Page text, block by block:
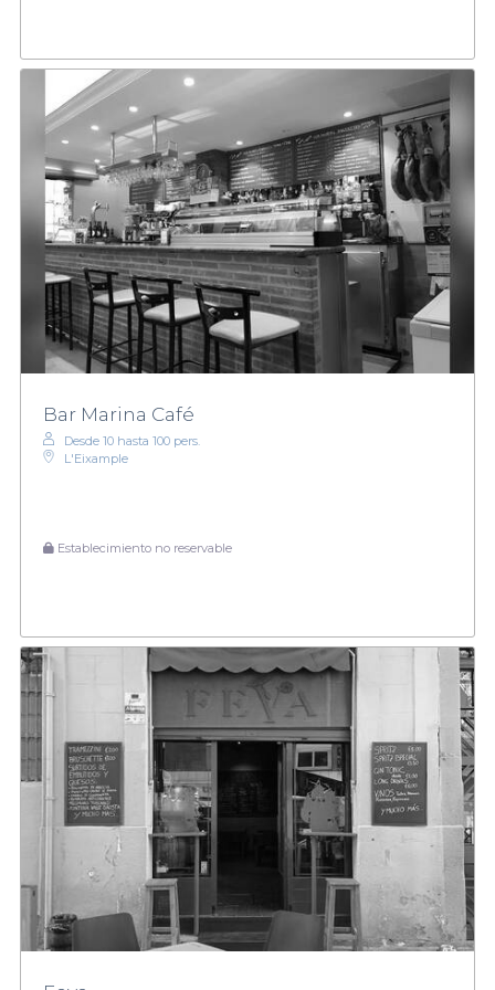
Bar Marina Café
Desde 10 hasta 100 pers.
L'Eixample
Establecimiento no reservable